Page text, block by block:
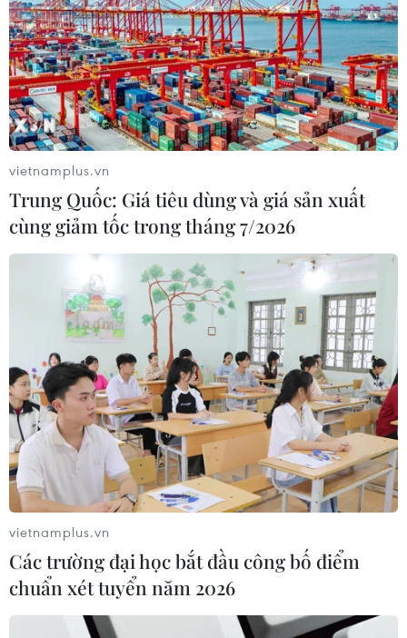
vietnamplus.vn
Trung Quốc: Giá tiêu dùng và giá sản xuất
cùng giảm tốc trong tháng 7/2026
vietnamplus.vn
Các trường đại học bắt đầu công bố điểm
chuẩn xét tuyển năm 2026